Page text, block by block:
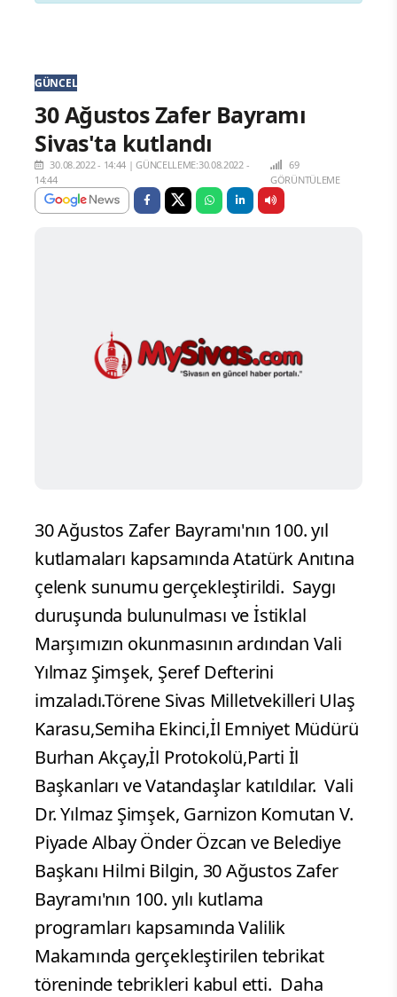
GÜNCEL
30 Ağustos Zafer Bayramı
Sivas'ta kutlandı
30.08.2022 - 14:44 |GÜNCELLEME:30.08.2022 -
14:44
69
GÖRÜNTÜLEME
30 Ağustos Zafer Bayramı'nın 100. yıl
kutlamaları kapsamında Atatürk Anıtına
çelenk sunumu gerçekleştirildi. Saygı
duruşunda bulunulması ve İstiklal
Marşımızın okunmasının ardından Vali
Yılmaz Şimşek, Şeref Defterini
imzaladı.Törene Sivas Milletvekilleri Ulaş
Karasu,Semiha Ekinci,İl Emniyet Müdürü
Burhan Akçay,İl Protokolü,Parti İl
Başkanları ve Vatandaşlar katıldılar. Vali
Dr. Yılmaz Şimşek, Garnizon Komutan V.
Piyade Albay Önder Özcan ve Belediye
Başkanı Hilmi Bilgin, 30 Ağustos Zafer
Bayramı'nın 100. yılı kutlama
programları kapsamında Valilik
Makamında gerçekleştirilen tebrikat
töreninde tebrikleri kabul etti. Daha